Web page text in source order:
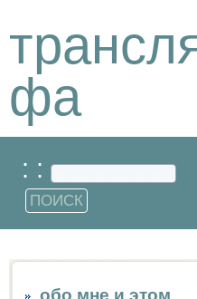
фа
: :
обо мне и этом